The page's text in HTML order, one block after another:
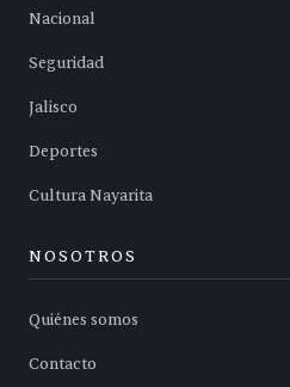
Nacional
Seguridad
Jalisco
Deportes
Cultura Nayarita
NOSOTROS
Quiénes somos
Contacto